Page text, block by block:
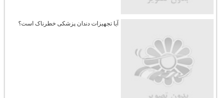
آیا تجهیزات دندان پزشکی خطرناک است؟